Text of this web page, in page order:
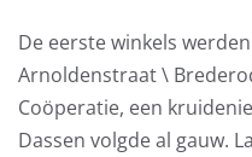
De eerste winkels
Arnoldenstraat \
Coöperatie, een
Dassen volgde al gauw.